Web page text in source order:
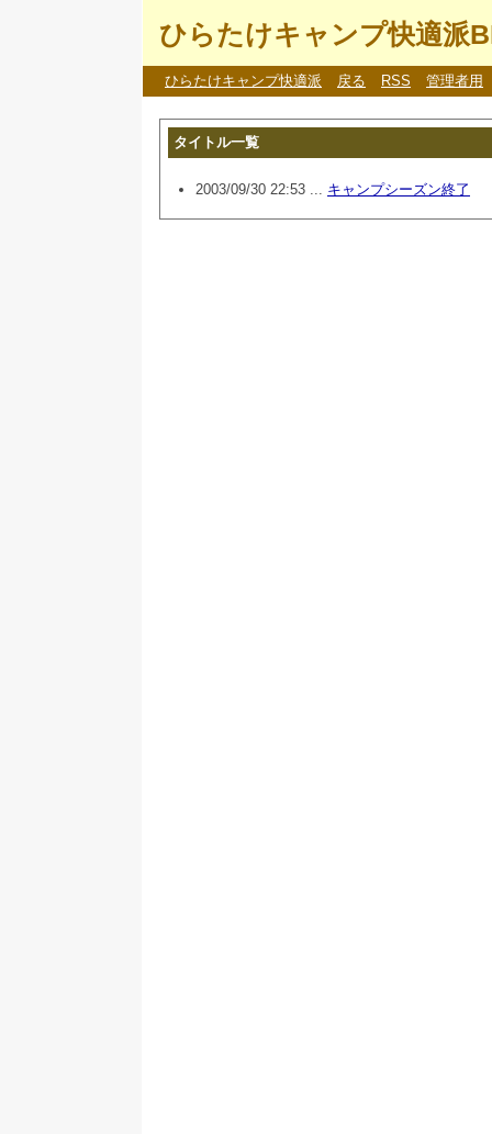
ひらたけキャンプ快適派
ひらたけキャンプ快適派 戻る RSS 管理者用
タイトル一覧
2003/09/30 22:53 ... キャンプシーズン終了